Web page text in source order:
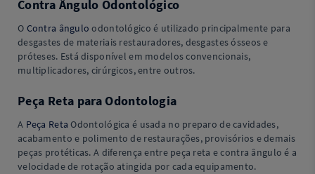
Contra Ângulo Odontológico
O Contra ângulo odontológico é utilizado principalmente para
desgastes de materiais restauradores, desgastes ósseos e
próteses. Está disponível em modelos convencionais,
multiplicadores, cirúrgicos, entre outros.
Peça Reta para Odontologia
A Peça Reta Odontológica é usada no preparo de cavidades,
acabamento e polimento de restaurações, provisórios e demais
peças protéticas. A diferença entre peça reta e contra ângulo é a
velocidade de rotação atingida por cada equipamento.